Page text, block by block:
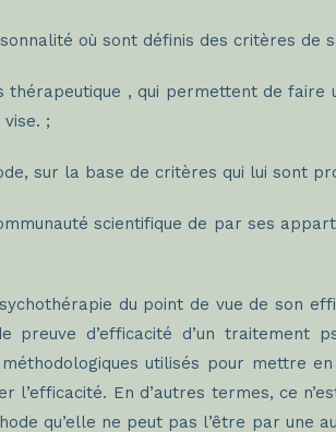
où sont définis des critères de
, qui permettent de
;
sur la base de critères qui lui sont
scientifique de par ses
du point de vue de son
preuve d’efficacité d’un traitement
utilisés pour mettre
l’efficacité. En d’autres termes, ce
qu’elle ne peut pas l’être par une